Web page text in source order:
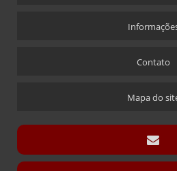
CÚPULA COM BASE FIXA
CÚPULA EM ACRÍLICO
Contato
Mapa do